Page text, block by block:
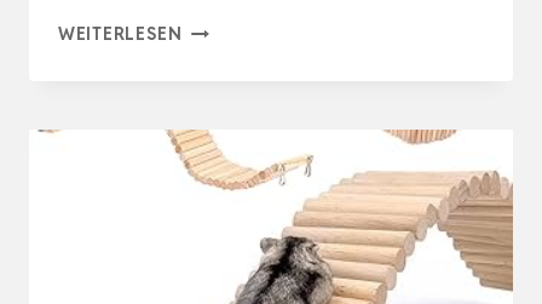
WEITERLESEN 2
AUS
HOLZ
KLETTERN
SPIELZEUG